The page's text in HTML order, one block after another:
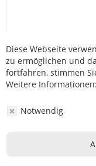
Schüttdose 2700ml
Artikelnummer: 28343
Diese Webseite
zu ermöglichen und
fortfahren, stimmen
Weitere Informationen:
Notwendig